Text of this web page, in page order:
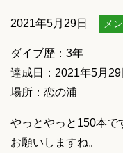
2021年5月29日 メ
ダイブ歴：3年
達成日：2021年5月29
場所：恋の浦
やっとやっと150本で
お願いしますね。